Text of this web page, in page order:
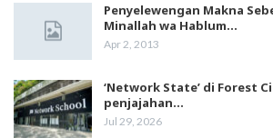
Penyelewengan Makna
Minallah wa Hablum…
Apr 2, 2013
‘Network State’ di Forest
penjajahan…
Jul 29, 2026